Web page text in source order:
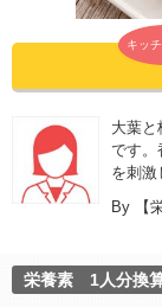
キッ
大葉と
です。
を刺激
By
栄養素 1人分換